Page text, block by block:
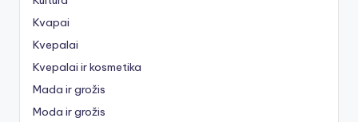
Kvapai
Kvepalai
Kvepalai ir kosmetika
Mada ir grožis
Moda ir grožis